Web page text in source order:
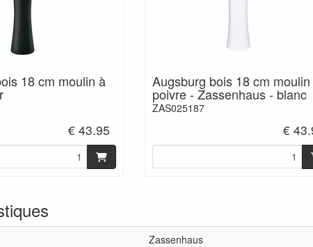
18 cm moulin à
€ 43.95
Augsburg bois 18 cm
poivre - Zassenhaus - blanc
ZAS025187
€
Zassenhaus